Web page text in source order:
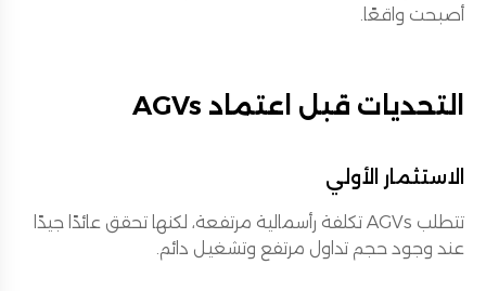
أصبحت واقعًا.
التحديات قبل اعتماد AGVs
الاستثمار الأولي
تتطلب AGVs تكلفة رأسمالية مرتفعة، لكنها تحقق عائدًا جيدًا
عند وجود حجم تداول مرتفع وتشغيل دائم.